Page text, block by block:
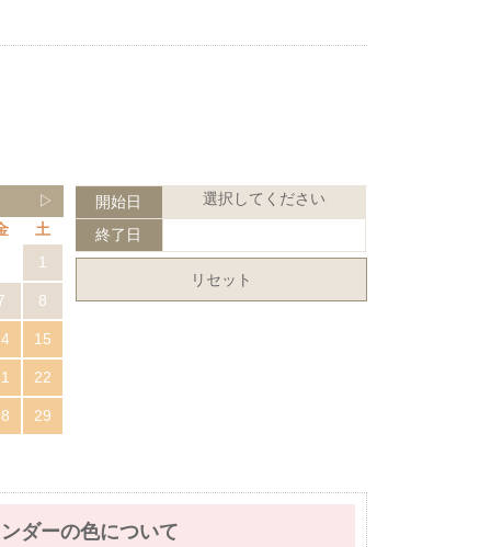
▷
土
1
8
15
22
29
開始日 選択してください
終了日
リセット
ダーの色について